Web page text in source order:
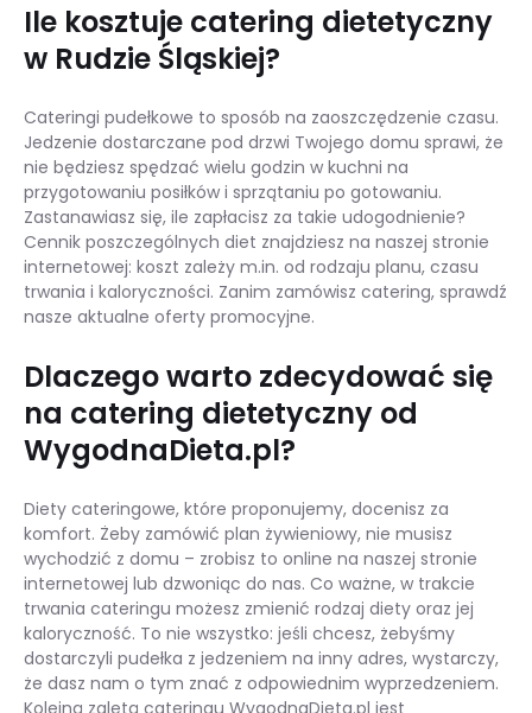
Ile kosztuje catering dietetyczny
w Rudzie Śląskiej?
Cateringi pudełkowe to sposób na zaoszczędzenie czasu.
Jedzenie dostarczane pod drzwi Twojego domu sprawi, że
nie będziesz spędzać wielu godzin w kuchni na
przygotowaniu posiłków i sprzątaniu po gotowaniu.
Zastanawiasz się, ile zapłacisz za takie udogodnienie?
Cennik poszczególnych diet znajdziesz na naszej stronie
internetowej: koszt zależy m.in. od rodzaju planu, czasu
trwania i kaloryczności. Zanim zamówisz catering, sprawdź
nasze aktualne oferty promocyjne.
Dlaczego warto zdecydować się
na catering dietetyczny od
WygodnaDieta.pl?
Diety cateringowe, które proponujemy, docenisz za
komfort. Żeby zamówić plan żywieniowy, nie musisz
wychodzić z domu – zrobisz to online na naszej stronie
internetowej lub dzwoniąc do nas. Co ważne, w trakcie
trwania cateringu możesz zmienić rodzaj diety oraz jej
kaloryczność. To nie wszystko: jeśli chcesz, żebyśmy
dostarczyli pudełka z jedzeniem na inny adres, wystarczy,
że dasz nam o tym znać z odpowiednim wyprzedzeniem.
Kolejną zaletą cateringu WygodnaDieta.pl jest